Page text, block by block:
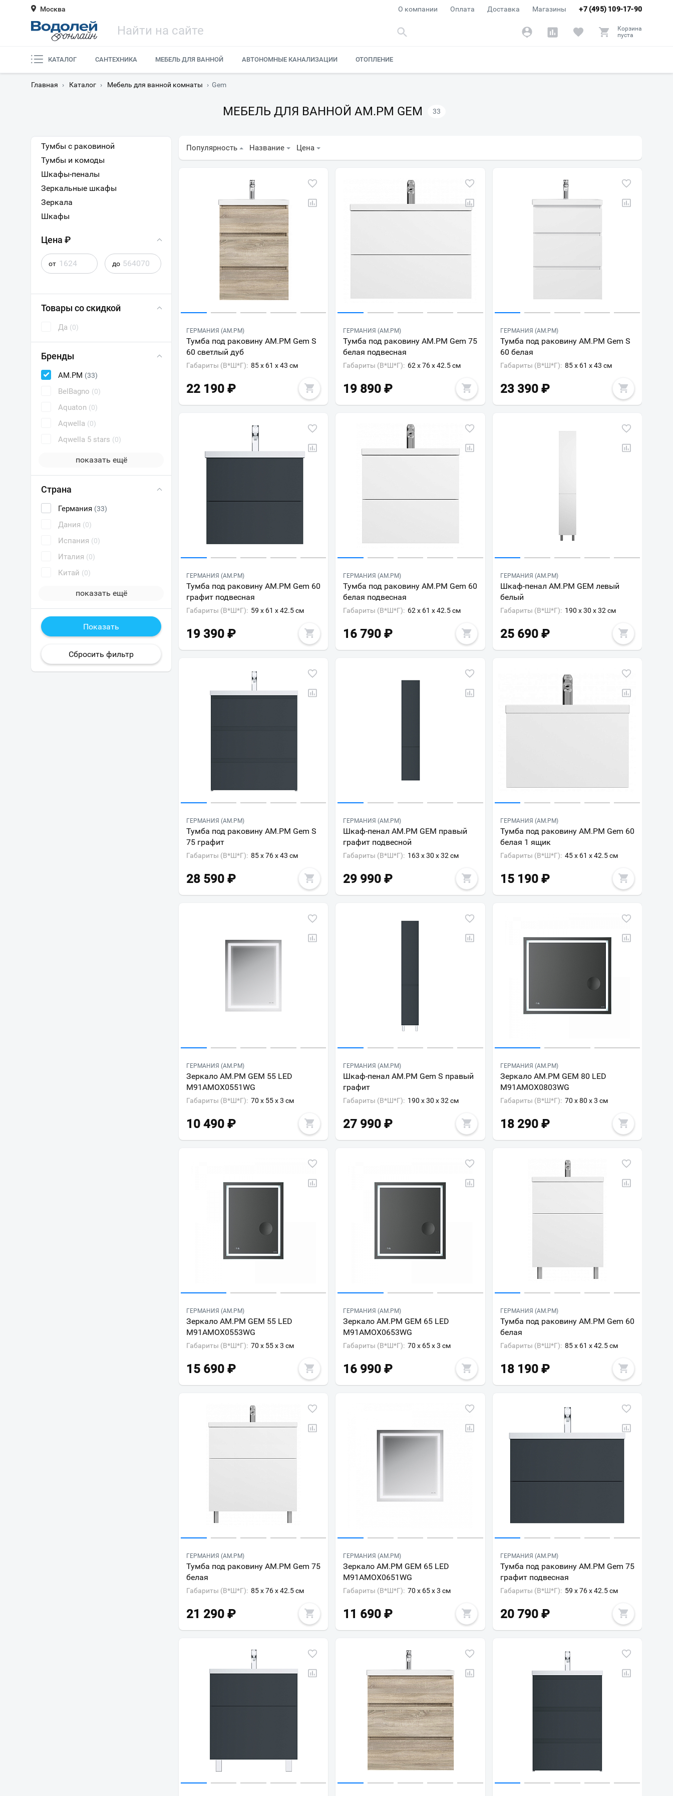
Москва +7 (495) 109-17-90
О компании Оплата Доставка Магазины
Корзина
пуста
КАТАЛОГ САНТЕХНИКА МЕБЕЛЬ ДЛЯ ВАННОЙ АВТОНОМНЫЕ КАНАЛИЗАЦИИ ОТОПЛЕНИЕ
Главная › Каталог › Мебель для ванной комнаты › Gem
МЕБЕЛЬ ДЛЯ ВАННОЙ AM.PM GEM 33
Тумбы с раковиной
Тумбы и комоды
Шкафы-пеналы
Зеркальные шкафы
Зеркала
Шкафы
Цена ₽
от до
Товары со скидкой
Да (0)
Бренды
AM.PM (33)
BelBagno (0)
Aquaton (0)
Aqwella (0)
Aqwella 5 stars (0)
показать ещё
Страна
Германия (33)
Дания (0)
Испания (0)
Италия (0)
Китай (0)
показать ещё
Популярность Название Цена
ГЕРМАНИЯ (AM.PM)
Тумба под раковину AM.PM Gem S
60 светлый дуб
Габариты (В*Ш*Г): 85 x 61 x 43 см
22 190 ₽
ГЕРМАНИЯ (AM.PM)
Тумба под раковину AM.PM Gem 75
белая подвесная
Габариты (В*Ш*Г): 62 x 76 x 42.5 см
19 890 ₽
ГЕРМАНИЯ (AM.PM)
Тумба под раковину AM.PM Gem S
60 белая
Габариты (В*Ш*Г): 85 x 61 x 43 см
23 390 ₽
ГЕРМАНИЯ (AM.PM)
Тумба под раковину AM.PM Gem 60
графит подвесная
Габариты (В*Ш*Г): 59 x 61 x 42.5 см
19 390 ₽
ГЕРМАНИЯ (AM.PM)
Тумба под раковину AM.PM Gem 60
белая подвесная
Габариты (В*Ш*Г): 62 x 61 x 42.5 см
16 790 ₽
ГЕРМАНИЯ (AM.PM)
Шкаф-пенал AM.PM GEM левый
белый
Габариты (В*Ш*Г): 190 x 30 x 32 см
25 690 ₽
ГЕРМАНИЯ (AM.PM)
Тумба под раковину AM.PM Gem S
75 графит
Габариты (В*Ш*Г): 85 x 76 x 43 см
28 590 ₽
ГЕРМАНИЯ (AM.PM)
Шкаф-пенал AM.PM GEM правый
графит подвесной
Габариты (В*Ш*Г): 163 x 30 x 32 см
29 990 ₽
ГЕРМАНИЯ (AM.PM)
Тумба под раковину AM.PM Gem 60
белая 1 ящик
Габариты (В*Ш*Г): 45 x 61 x 42.5 см
15 190 ₽
ГЕРМАНИЯ (AM.PM)
Зеркало AM.PM GEM 55 LED
M91AMOX0551WG
Габариты (В*Ш*Г): 70 x 55 x 3 см
10 490 ₽
ГЕРМАНИЯ (AM.PM)
Шкаф-пенал AM.PM Gem S правый
графит
Габариты (В*Ш*Г): 190 x 30 x 32 см
27 990 ₽
ГЕРМАНИЯ (AM.PM)
Зеркало AM.PM GEM 80 LED
M91AMOX0803WG
Габариты (В*Ш*Г): 70 x 80 x 3 см
18 290 ₽
ГЕРМАНИЯ (AM.PM)
Зеркало AM.PM GEM 55 LED
M91AMOX0553WG
Габариты (В*Ш*Г): 70 x 55 x 3 см
15 690 ₽
ГЕРМАНИЯ (AM.PM)
Зеркало AM.PM GEM 65 LED
M91AMOX0653WG
Габариты (В*Ш*Г): 70 x 65 x 3 см
16 990 ₽
ГЕРМАНИЯ (AM.PM)
Тумба под раковину AM.PM Gem 60
белая
Габариты (В*Ш*Г): 85 x 61 x 42.5 см
18 190 ₽
ГЕРМАНИЯ (AM.PM)
Тумба под раковину AM.PM Gem 75
белая
Габариты (В*Ш*Г): 85 x 76 x 42.5 см
21 290 ₽
ГЕРМАНИЯ (AM.PM)
Зеркало AM.PM GEM 65 LED
M91AMOX0651WG
Габариты (В*Ш*Г): 70 x 65 x 3 см
11 690 ₽
ГЕРМАНИЯ (AM.PM)
Тумба под раковину AM.PM Gem 75
графит подвесная
Габариты (В*Ш*Г): 59 x 76 x 42.5 см
20 790 ₽
Ваш город
Всё верно